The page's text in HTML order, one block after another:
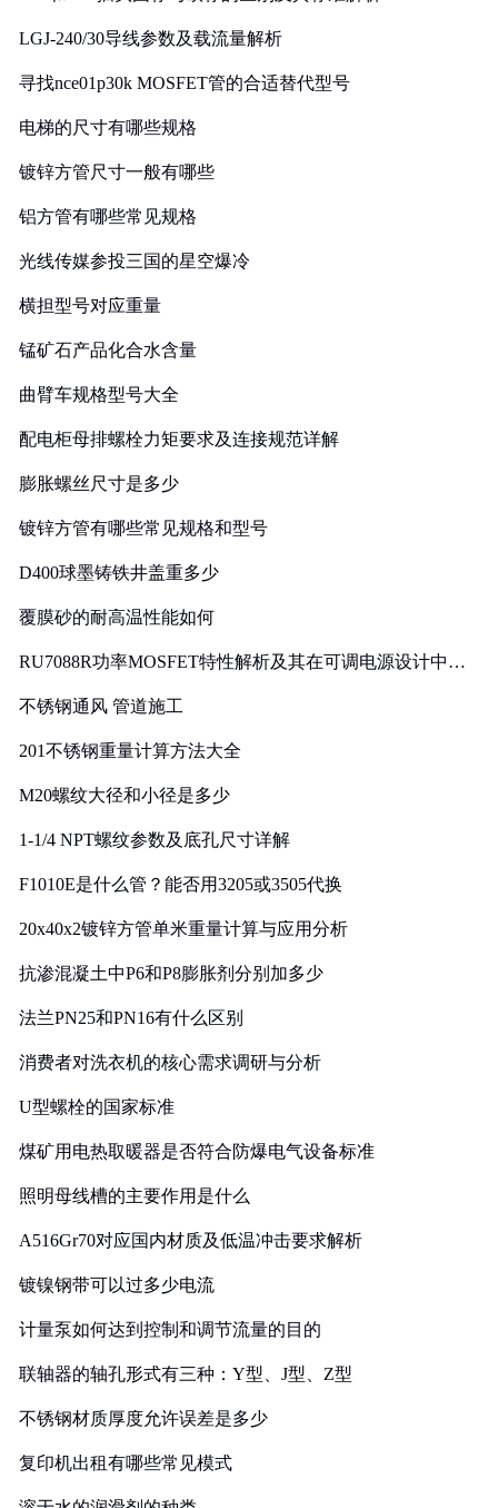
LGJ-240/30导线参数及载流量解析
寻找nce01p30k MOSFET管的合适替代型号
电梯的尺寸有哪些规格
镀锌方管尺寸一般有哪些
铝方管有哪些常见规格
光线传媒参投三国的星空爆冷
横担型号对应重量
锰矿石产品化合水含量
曲臂车规格型号大全
配电柜母排螺栓力矩要求及连接规范详解
膨胀螺丝尺寸是多少
镀锌方管有哪些常见规格和型号
D400球墨铸铁井盖重多少
覆膜砂的耐高温性能如何
RU7088R功率MOSFET特性解析及其在可调电源设计中的
不锈钢通风 管道施工
201不锈钢重量计算方法大全
M20螺纹大径和小径是多少
1-1/4 NPT螺纹参数及底孔尺寸详解
F1010E是什么管？能否用3205或3505代换
20x40x2镀锌方管单米重量计算与应用分析
抗渗混凝土中P6和P8膨胀剂分别加多少
法兰PN25和PN16有什么区别
消费者对洗衣机的核心需求调研与分析
U型螺栓的国家标准
煤矿用电热取暖器是否符合防爆电气设备标准
照明母线槽的主要作用是什么
A516Gr70对应国内材质及低温冲击要求解析
镀镍钢带可以过多少电流
计量泵如何达到控制和调节流量的目的
联轴器的轴孔形式有三种：Y型、J型、Z型
不锈钢材质厚度允许误差是多少
复印机出租有哪些常见模式